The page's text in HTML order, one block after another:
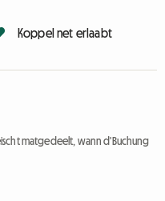
Koppel net erlaabt
matgedeelt, wann d'Buchung